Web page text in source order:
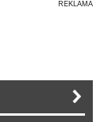
REKLAMA